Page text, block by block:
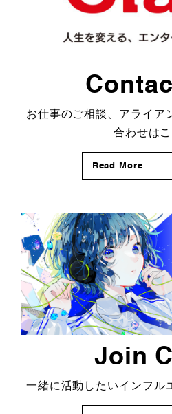
お仕事のご相談、アライア
合わせは
Read More
Join
一緒に活動したいインフル